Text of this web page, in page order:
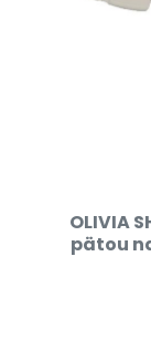
OLIVIA
pätou